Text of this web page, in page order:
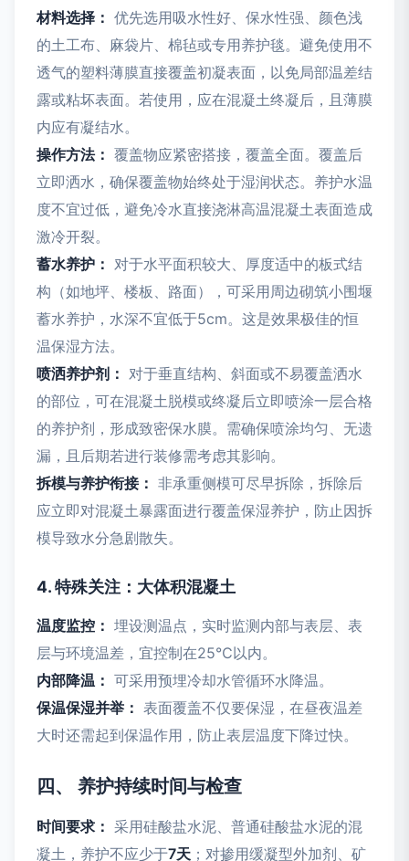
材料选择： 优先选用吸水性好、保水性强、颜色浅
的土工布、麻袋片、棉毡或专用养护毯。避免使用不
透气的塑料薄膜直接覆盖初凝表面，以免局部温差结
露或粘坏表面。若使用，应在混凝土终凝后，且薄膜
内应有凝结水。
操作方法： 覆盖物应紧密搭接，覆盖全面。覆盖后
立即洒水，确保覆盖物始终处于湿润状态。养护水温
度不宜过低，避免冷水直接浇淋高温混凝土表面造成
激冷开裂。
蓄水养护： 对于水平面积较大、厚度适中的板式结
构（如地坪、楼板、路面），可采用周边砌筑小围堰
蓄水养护，水深不宜低于5cm。这是效果极佳的恒
温保湿方法。
喷洒养护剂： 对于垂直结构、斜面或不易覆盖洒水
的部位，可在混凝土脱模或终凝后立即喷涂一层合格
的养护剂，形成致密保水膜。需确保喷涂均匀、无遗
漏，且后期若进行装修需考虑其影响。
拆模与养护衔接： 非承重侧模可尽早拆除，拆除后
应立即对混凝土暴露面进行覆盖保湿养护，防止因拆
模导致水分急剧散失。
4. 特殊关注：大体积混凝土
温度监控： 埋设测温点，实时监测内部与表层、表
层与环境温差，宜控制在25℃以内。
内部降温： 可采用预埋冷却水管循环水降温。
保温保湿并举： 表面覆盖不仅要保湿，在昼夜温差
大时还需起到保温作用，防止表层温度下降过快。
四、 养护持续时间与检查
时间要求： 采用硅酸盐水泥、普通硅酸盐水泥的混
凝土，养护不应少于7天 ；对掺用缓凝型外加剂、矿